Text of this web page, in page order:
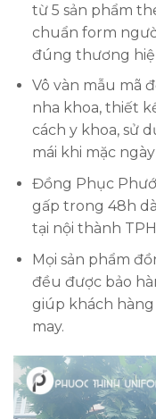
từ 5 sản phẩm
chuẩn form
đúng thương
Vô vàn mẫu mã
nha khoa, thiết
cách y khoa, sử
mái khi mặc ngày
Đồng Phục
gấp trong 48h
tại nội thành
Mọi sản phẩm
đều được bảo
giúp khách
may.